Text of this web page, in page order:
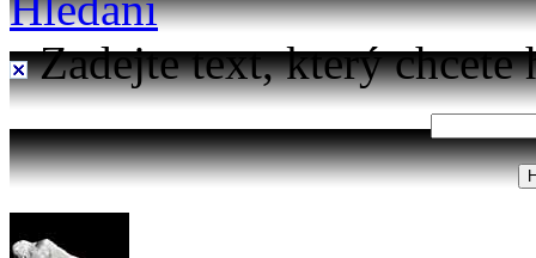
Zadejte text, který chcete